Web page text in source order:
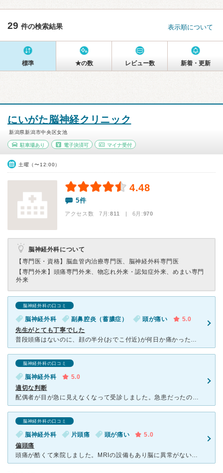
29 件の検索結果 表示順について
標準 ★の数 レビュー数 新着・更新
にいがた脳神経クリニック
新潟県新潟市中央区女池
駐車場あり 電子決済可 マイナ受付
土曜（〜12:00）
4.48
5件
アクセス数 7月:811 | 6月:970
脳神経外科について
【専門医・資格】 脳血管内治療専門医、脳神経外科専門医
【専門外来】 頭痛専門外来、物忘れ外来・認知症外来、めまい専門
外来
脳神経外科の口コミ
脳神経外科 副鼻腔炎（蓄膿症） 頭が痛い
5.0
先生がとても丁寧でした
普段頭痛はないのに、顔の半分(おでこ付近)が何日か痛かった為、受診しました。 予約もしていなかったのでだいぶ待ちましたが、先生の診察が丁寧で待ち時間も納得。問診もしっかりしてくださり、当日だったのに
脳神経外科の口コミ
脳神経外科
5.0
適切な判断
配偶者が目が急に見えなくなって受診しました。急患だったので予約等はなく行ったので待ちました。検査して、より詳しい検査が必要とのことですぐに市民病院に紹介していただきました。 市民病院でもこのくらい待
脳神経外科の口コミ
脳神経外科 片頭痛 頭が痛い
5.0
偏頭痛
頭痛が酷くて来院しました。MRIの設備もあり脳に異常がないか詳しく検査していただいて安心できました。偏頭痛とのことで予防薬と偏頭痛の薬を処方してもらえて症状に合わせて薬を調整してくれたり日常生活で困っ